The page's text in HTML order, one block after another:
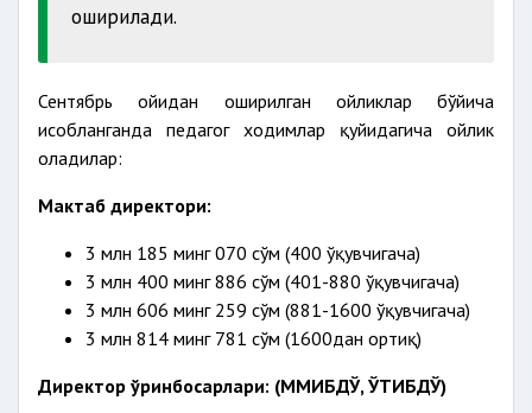
оширилади.
Сентябрь ойидан оширилган ойликлар бўйича
ҳисобланганда педагог ходимлар қуйидагича ойлик
оладилар:
Мактаб директори:
3 млн 185 минг 070 сўм (400 ўқувчигача)
3 млн 400 минг 886 сўм (401-880 ўқувчигача)
3 млн 606 минг 259 сўм (881-1600 ўқувчигача)
3 млн 814 минг 781 сўм (1600дан ортиқ)
Директор ўринбосарлари: (ММИБДЎ, ЎТИБДЎ)